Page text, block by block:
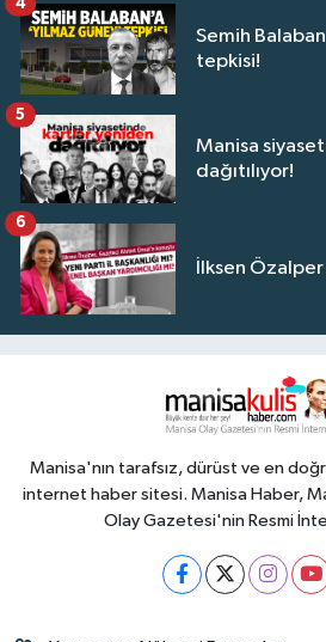
Semih
tepkisi!
4
Manisa
dağıtılıyor!
5
İlksen
6
Manisa'nın tarafsız, dürüst ve en
internet haber sitesi. Manisa Haber,
Olay Gazetesi'nin Resmi